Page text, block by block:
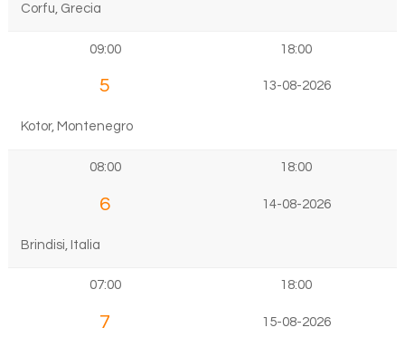
Corfu, Grecia
09:00 18:00
5 13-08-2026
Kotor, Montenegro
08:00 18:00
6 14-08-2026
Brindisi, Italia
07:00 18:00
7 15-08-2026